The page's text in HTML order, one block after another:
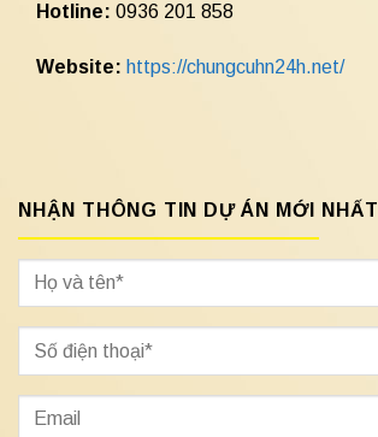
Hotline: 0936 201 858
Website: https://chungcuhn24h.net/
NHẬN THÔNG TIN DỰ ÁN MỚI NHẤT